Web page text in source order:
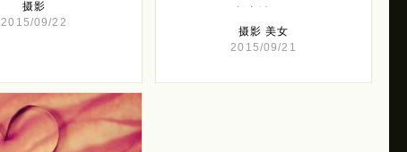
摄影
2015/09/22
摄影 美女
2015/09/21